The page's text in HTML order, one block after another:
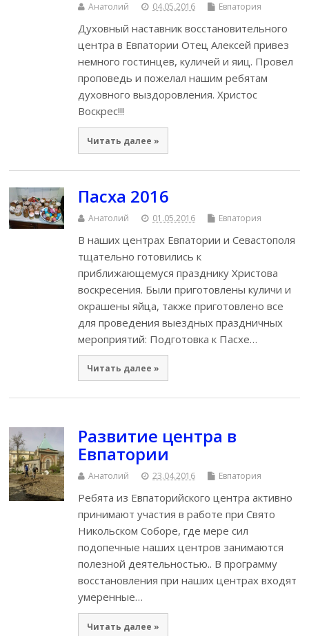
Анатолий 04.05.2016 Евпатория
Духовный наставник восстановительного
центра в Евпатории Отец Алексей привез
немного гостинцев, куличей и яиц. Провел
проповедь и пожелал нашим ребятам
духовного выздоровления. Христос
Воскрес!!!
Читать далее »
Пасха 2016
Анатолий 01.05.2016 Евпатория
В наших центрах Евпатории и Севастополя
тщательно готовились к
приближающемуся празднику Христова
воскресения. Были приготовлены куличи и
окрашены яйца, также приготовлено все
для проведения выездных праздничных
мероприятий: Подготовка к Пасхе…
Читать далее »
Развитие центра в
Евпатории
Анатолий 23.04.2016 Евпатория
Ребята из Евпаторийского центра активно
принимают участия в работе при Свято
Никольском Соборе, где мере сил
подопечные наших центров занимаются
полезной деятельностью.. В программу
восстановления при наших центрах входят
умеренные…
Читать далее »